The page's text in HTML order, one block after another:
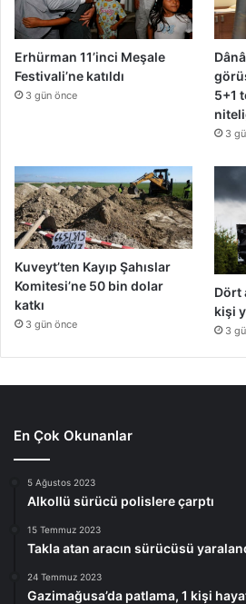
Erhürman 11’inci Meşale
Festivali’ne katıldı
3 gün önce
5+1
3
Kuveyt’ten Kayıp Şahıslar
Komitesi’ne 50 bin dolar
katkı
3 gün önce
Dört
kişi
3
En Çok Okunanlar
5 Ağustos 2023
Alkollü sürücü polislere çarptı
15 Temmuz 2023
Takla atan aracın sürücüsü
24 Temmuz 2023
Gazimağusa’da patlama, 1 kişi